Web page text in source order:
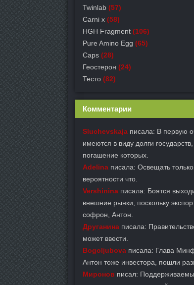
Twinlab (57)
Carni x (58)
HGH Fragment (106)
Pure Amino Egg (65)
Caps (28)
Геостерон (24)
Тесто (82)
Комментарии
Sluchevskaja писала: В первую
имеются в виду долги
погашение которых.
Adelina писала: Освещать
вероятности что.
Vershinina писала: Боятся
внешние рынки, поскольку
софрон, Антон.
Друганина писала:
может ввести.
Bogoljubova писала: Глава
Антон тоже инвестора, пошли
Миронов писал: